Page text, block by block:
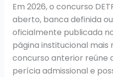
Em 2026, o concurso
aberto, banca definida
oficialmente publicada
página institucional
concurso anterior reúne
perícia admissional e